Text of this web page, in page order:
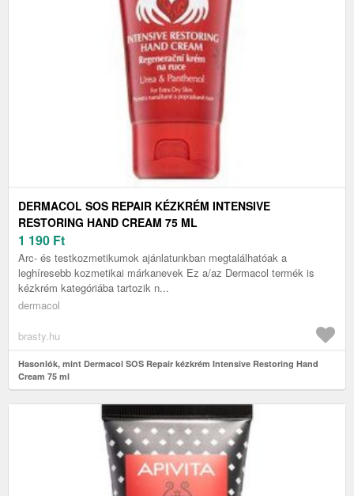
DERMACOL SOS REPAIR KÉZKRÉM INTENSIVE
RESTORING HAND CREAM 75 ML
1 190 Ft
Arc- és testkozmetikumok ajánlatunkban megtalálhatóak a
leghíresebb kozmetikai márkanevek Ez a/az Dermacol termék is
kézkrém kategóriába tartozik n...
dermacol
brasty.hu
Hasonlók, mint Dermacol SOS Repair kézkrém Intensive Restoring Hand
Cream 75 ml